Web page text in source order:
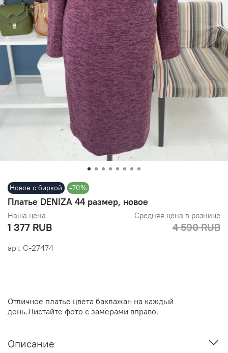
Новое с биркой -70%
арт. С-27474
Платье DENIZA 44 размер, новое
Наша цена
1 377 RUB
Средняя цена в рознице
4 590 RUB
Отличное платье цвета баклажан на каждый
день.Листайте фото с замерами вправо.
Описание